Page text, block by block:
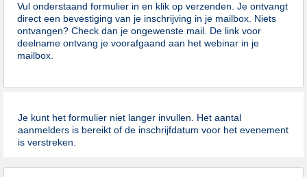
Vul onderstaand formulier in en klik op verzenden. Je ontvangt
direct een bevestiging van je inschrijving in je mailbox. Niets
ontvangen? Check dan je ongewenste mail. De link voor
deelname ontvang je voorafgaand aan het webinar in je
mailbox.
Je kunt het formulier niet langer invullen. Het aantal
aanmelders is bereikt of de inschrijfdatum voor het evenement
is verstreken.